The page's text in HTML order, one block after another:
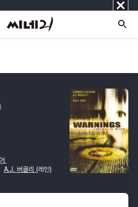
닫
기
A.J. 버클리(레인)